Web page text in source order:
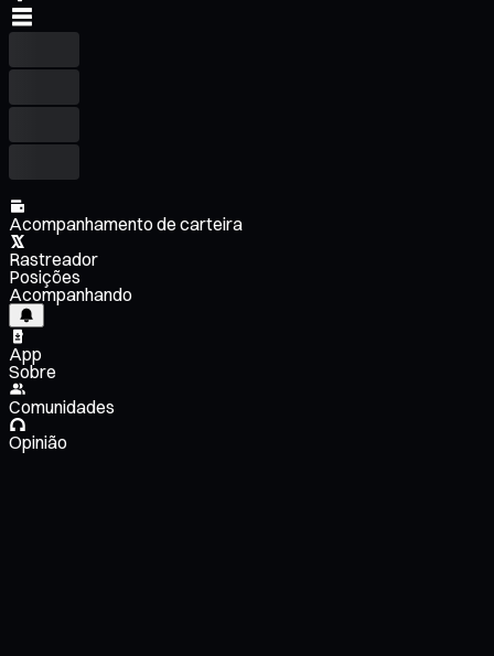
Acompanhamento de carteira
Rastreador
Posições
Acompanhando
App
Sobre
Comunidades
Opinião